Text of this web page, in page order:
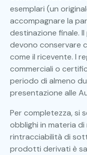
esemplari (un
accompagnare la
destinazione finale.
devono conservare
come il ricevente. I
commerciali o
periodo di almeno
presentazione alle
Per completezza, si
obblighi in materia
rintracciabilità di
prodotti derivati è